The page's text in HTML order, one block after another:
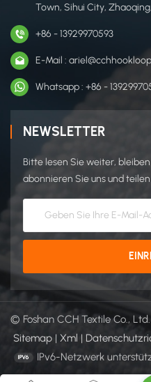
Town, Sihui City,
+86 - 13929970593
E-Mail :
Whatsapp : +86 -
NEWSLETTER
Bitte lesen Sie weiter,
abonnieren Sie uns und
© Foshan CCH Textile Co.,
Sitemap | Xml |
IPv6-Netzwerk